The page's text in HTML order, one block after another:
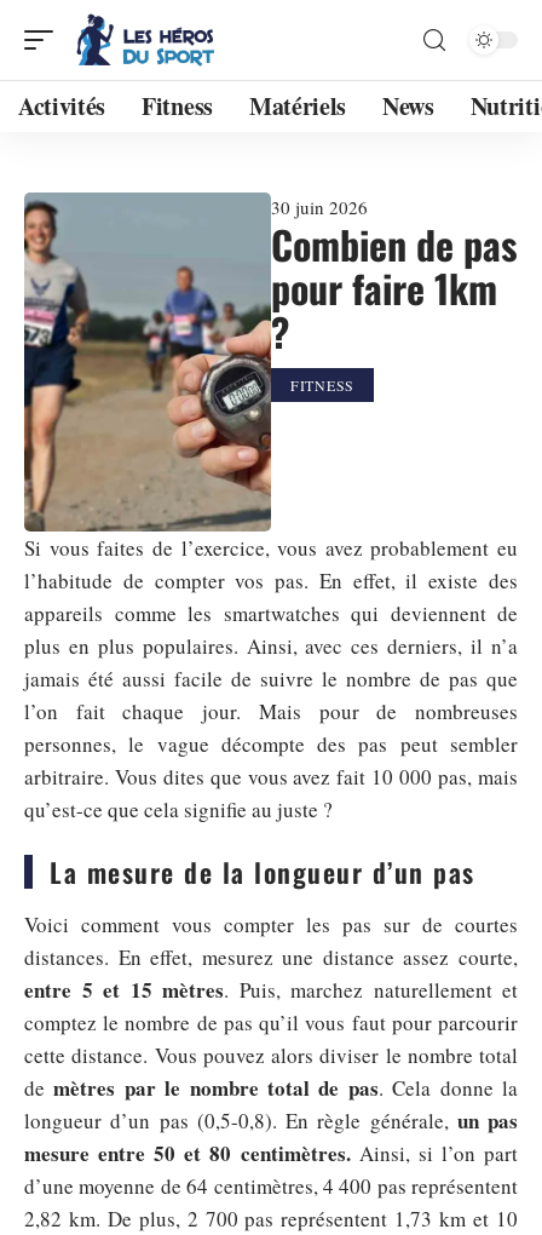
Activités Fitness Matériels News
30 juin 2026
Combien de pas
pour faire 1km
?
FITNESS
Si vous faites de l’exercice, vous avez probablement eu
l’habitude de compter vos pas. En effet, il existe des
appareils comme les smartwatches qui deviennent de
plus en plus populaires. Ainsi, avec ces derniers, il n’a
jamais été aussi facile de suivre le nombre de pas que
l’on fait chaque jour. Mais pour de nombreuses
personnes, le vague décompte des pas peut sembler
arbitraire. Vous dites que vous avez fait 10 000 pas, mais
qu’est-ce que cela signifie au juste ?
La mesure de la longueur d’un pas
Voici comment vous compter les pas sur de courtes
distances. En effet, mesurez une distance assez courte,
entre 5 et 15 mètres. Puis, marchez naturellement et
comptez le nombre de pas qu’il vous faut pour parcourir
cette distance. Vous pouvez alors diviser le nombre total
demètres par le nombre total de pas. Cela donne la
longueur d’un pas (0,5-0,8). En règle générale, un pas
mesure entre 50 et 80 centimètres.Ainsi, si l’on part
d’une moyenne de 64 centimètres, 4 400 pas représentent
2,82 km. De plus, 2 700 pas représentent 1,73 km et 10